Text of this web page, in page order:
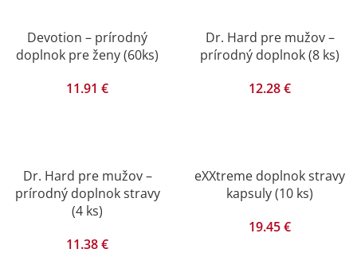
Devotion – prírodný
doplnok pre ženy (60ks)
11.91 €
Dr. Hard pre mužov –
prírodný doplnok (8 ks)
12.28€
Dr. Hard pre mužov –
prírodný doplnok stravy
(4 ks)
11.38€
eXXtreme doplnok stravy
kapsuly (10 ks)
19.45€